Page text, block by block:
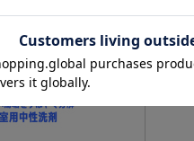
メーカ
型番:
ＪＡＮ